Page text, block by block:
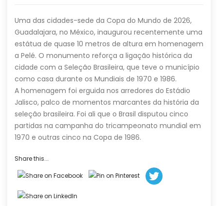
Uma das cidades-sede da Copa do Mundo de 2026,
Guadalajara, no México, inaugurou recentemente uma
estátua de quase 10 metros de altura em homenagem
a Pelé. O monumento reforça a ligação histórica da
cidade com a Seleção Brasileira, que teve o município
como casa durante os Mundiais de 1970 e 1986.
A homenagem foi erguida nos arredores do Estádio
Jalisco, palco de momentos marcantes da história da
seleção brasileira. Foi ali que o Brasil disputou cinco
partidas na campanha do tricampeonato mundial em
1970 e outras cinco na Copa de 1986.
Share this...